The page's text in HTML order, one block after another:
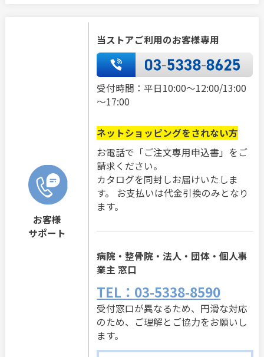
お客様
サポート
当ストアご利用のお客様専用
受付時間：平日10:00～12:00/13:00
～17:00
ネットショッピングをされない方
お電話で「ご注文専用申込書」をご
請求ください。
カタログを同封しお届けいたしま
す。 お支払いは代金引換のみとなり
ます。
病院・整骨院・法人・団体・個人事
業主 窓口
TEL：03-5338-8590
受付窓口が異なるため、円滑な対応
のため、ご理解とご協力をお願いし
ます。